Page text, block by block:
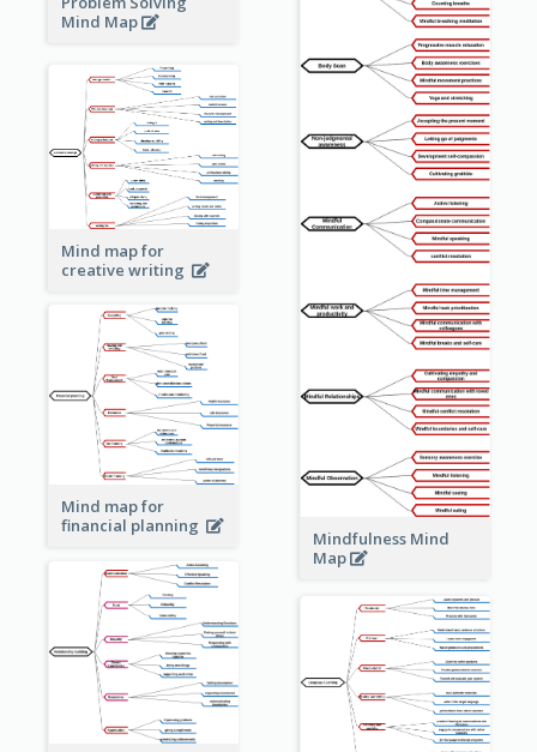
Mind Map
Mindfulness Mind
Map
Mind map for
creative writing
Mind map for
financial planning